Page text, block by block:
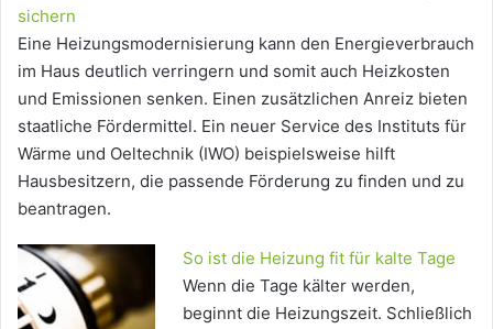
sichern
Eine Heizungsmodernisierung kann den Energieverbrauch
im Haus deutlich verringern und somit auch Heizkosten
und Emissionen senken. Einen zusätzlichen Anreiz bieten
staatliche Fördermittel. Ein neuer Service des Instituts für
Wärme und Oeltechnik (IWO) beispielsweise hilft
Hausbesitzern, die passende Förderung zu finden und zu
beantragen.
So ist die Heizung fit für kalte Tage
Wenn die Tage kälter werden,
beginnt die Heizungszeit. Schließlich